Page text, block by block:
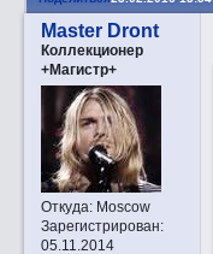
Master Dront
Коллекционер
+Магистр+
Откуда:Moscow
Зарегистрирован:
05.11.2014